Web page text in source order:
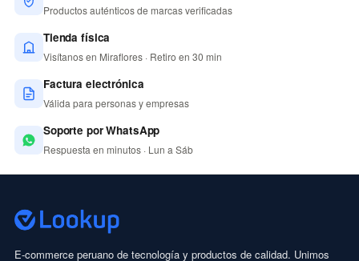
Productos auténticos de marcas verificadas
Tienda física
Visítanos en Miraflores · Retiro en 30 min
Factura electrónica
Válida para personas y empresas
Soporte por WhatsApp
Respuesta en minutos · Lun a Sáb
E-commerce peruano de tecnología y productos de calidad. Unimos